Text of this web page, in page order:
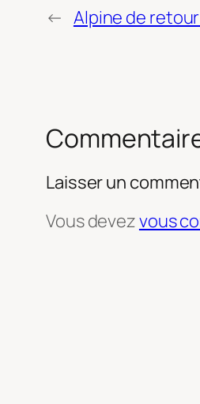
← Alpine de
Laisser un
Vous devezvous